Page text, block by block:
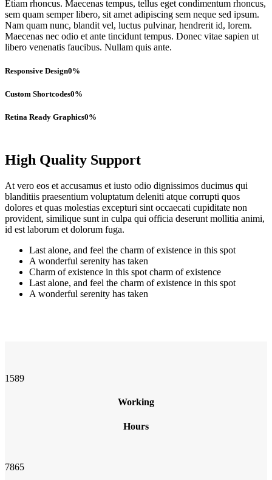
Etiam rhoncus. Maecenas tempus, tellus eget condimentum rhoncus,
sem quam semper libero, sit amet adipiscing sem neque sed ipsum.
Nam quam nunc, blandit vel, luctus pulvinar, hendrerit id, lorem.
Maecenas nec odio et ante tincidunt tempus. Donec vitae sapien ut
libero venenatis faucibus. Nullam quis ante.
Responsive Design0%
Custom Shortcodes0%
Retina Ready Graphics0%
High Quality Support
At vero eos et accusamus et iusto odio dignissimos ducimus qui
blanditiis praesentium voluptatum deleniti atque corrupti quos
dolores et quas molestias excepturi sint occaecati cupiditate non
provident, similique sunt in culpa qui officia deserunt mollitia animi,
id est laborum et dolorum fuga.
Last alone, and feel the charm of existence in this spot
A wonderful serenity has taken
Charm of existence in this spot charm of existence
Last alone, and feel the charm of existence in this spot
A wonderful serenity has taken
1589
Working
Hours
7865